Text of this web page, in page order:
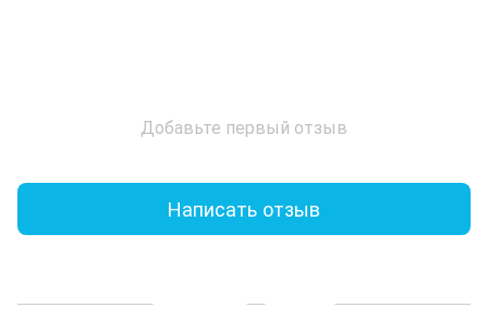
Добавьте первый отзыв
Написать отзыв